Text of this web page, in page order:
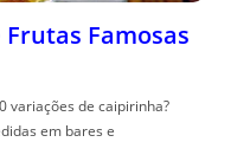
Famosas
variações de caipirinha?
em bares e